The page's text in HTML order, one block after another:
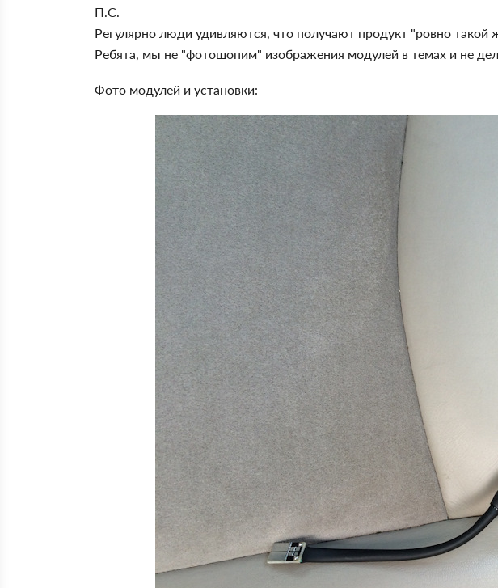
П.С.
Регулярно люди удивляются, что получают продукт "ровно такой
Ребята, мы не "фотошопим" изображения модулей в темах и не
Фото модулей и установки: